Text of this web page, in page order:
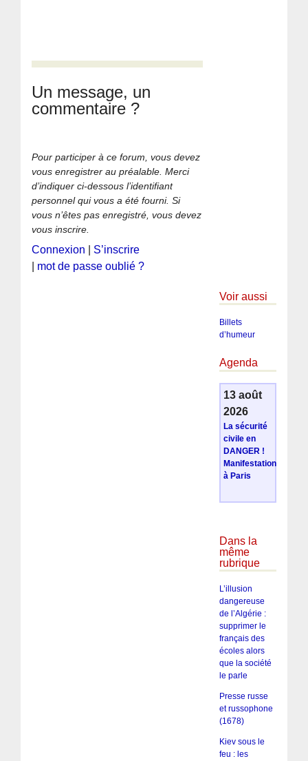
Un message, un
commentaire ?
Pour participer à ce forum, vous devez
vous enregistrer au préalable. Merci
d’indiquer ci-dessous l’identifiant
personnel qui vous a été fourni. Si
vous n’êtes pas enregistré, vous devez
vous inscrire.
Connexion
S’inscrire
mot de passe oublié ?
Voir aussi
Billets
d’humeur
Agenda
13 août
2026
La sécurité
civile en
DANGER !
Manifestation
à Paris
Dans la
même
rubrique
L’illusion
dangereuse
de l’Algérie :
supprimer le
français des
écoles alors
que la société
le parle
Presse russe
et russophone
(1678)
Kiev sous le
feu : les